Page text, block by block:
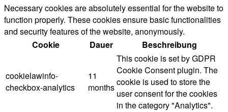
Necessary cookies are absolutely essential for the website to
function properly. These cookies ensure basic functionalities
and security features of the website, anonymously.
Cookie
Dauer Beschreibung
cookielawinfo-
checkbox-analytics
11
months
This cookie is set by GDPR
Cookie Consent plugin. The
cookie is used to store the
user consent for the cookies
in the category "Analytics".